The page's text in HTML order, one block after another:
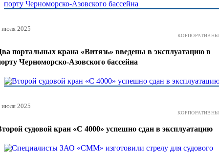
июля 2025
портальных крана «Витязь» введены в эксплуатацию в
Черноморско-Азовского бассейна
июля 2025
судовой кран «С 4000» успешно сдан в эксплуатацию